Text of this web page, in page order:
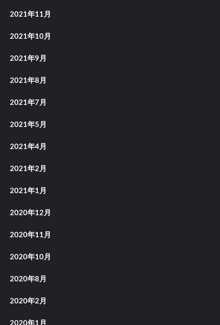
2021年11月
2021年10月
2021年9月
2021年8月
2021年7月
2021年5月
2021年4月
2021年2月
2021年1月
2020年12月
2020年11月
2020年10月
2020年8月
2020年2月
2020年1月